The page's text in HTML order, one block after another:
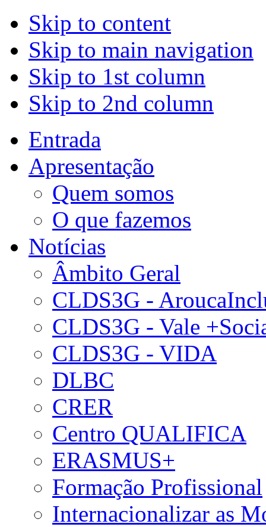
Skip to content
Skip to main navigation
Skip to 1st column
Skip to 2nd column
Entrada
Apresentação
Quem somos
O que fazemos
Notícias
Âmbito Geral
CLDS3G -
CLDS3G - Vale
CLDS3G - VIDA
DLBC
CRER
Centro QUALIFICA
ERASMUS+
Formação Profissional
Internacionalizar as